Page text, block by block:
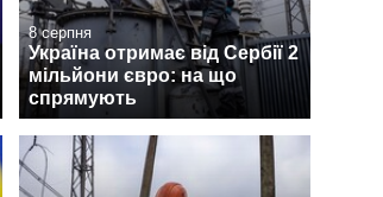
8 серпня
Україна отримає від Сербії 2
мільйони євро: на що
спрямують